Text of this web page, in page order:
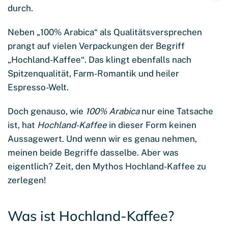
durch.
Neben „100% Arabica“ als Qualitätsversprechen
prangt auf vielen Verpackungen der Begriff
„Hochland-Kaffee“. Das klingt ebenfalls nach
Spitzenqualität, Farm-Romantik und heiler
Espresso-Welt.
Doch genauso, wie 100% Arabica nur eine Tatsache
ist, hat Hochland-Kaffee in dieser Form keinen
Aussagewert. Und wenn wir es genau nehmen,
meinen beide Begriffe dasselbe. Aber was
eigentlich? Zeit, den Mythos Hochland-Kaffee zu
zerlegen!
Was ist Hochland-Kaffee?